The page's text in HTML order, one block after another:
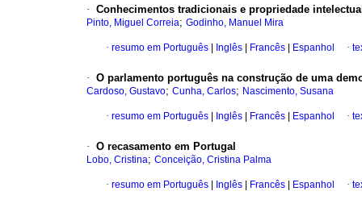
· Conhecimentos tradicionais e propriedade
Pinto, Miguel Correia; Godinho, Manuel Mira
· resumo em Português Inglês Francês Espanhol ·
· O parlamento português na construção de uma
Cardoso, Gustavo; Cunha, Carlos; Nascimento, Susana
· resumo em Português Inglês Francês Espanhol ·
· O recasamento em Portugal
Lobo, Cristina; Conceição, Cristina Palma
· resumo em Português Inglês Francês Espanhol ·